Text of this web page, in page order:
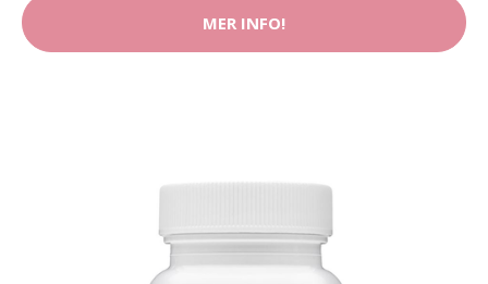
MER INFO!